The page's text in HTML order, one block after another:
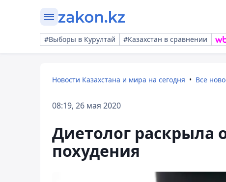
#Выборы в Курултай #Казахстан в сравнении
Новости Казахстана и мира на сегодня Все
08:19, 26 мая 2020
Диетолог раскрыла
похудения